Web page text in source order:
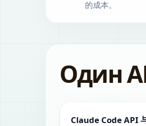
的成本。
Один
Claude Code API